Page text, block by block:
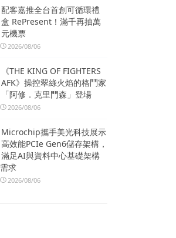
配客嘉推全台首創可循環禮
盒 RePresent！滿千再抽萬
元機票
2026/08/06
《THE KING OF FIGHTERS
AFK》操控翠綠火焰的格鬥家
「阿修．克里門森」登場
2026/08/06
Microchip攜手美光科技展示
高效能PCIe Gen6儲存架構，
滿足AI與資料中心基礎架構
需求
2026/08/06